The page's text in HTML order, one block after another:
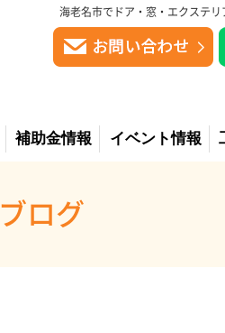
海老名市でドア・窓・エクステ
補助金情報 イベント情報
ブログ